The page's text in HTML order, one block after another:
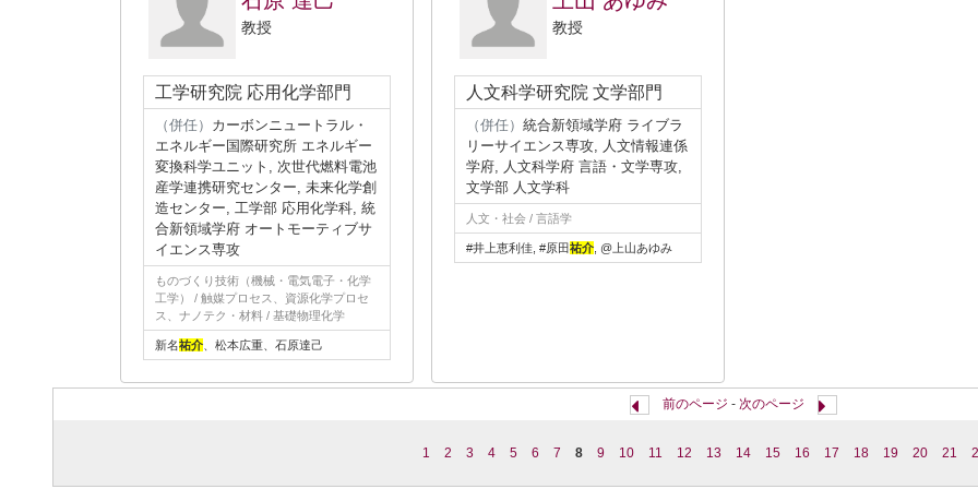
教授
工学研究院 応用化学部門
（併任） カーボンニュートラル・
エネルギー国際研究所 エネルギー
変換科学ユニット, 次世代燃料電池
産学連携研究センター, 未来化学創
造センター, 工学部 応用化学科, 統
合新領域学府 オートモーティブサ
イエンス専攻
ものづくり技術（機械・電気電子・化学
工学） / 触媒プロセス、資源化学プロセ
ス、ナノテク・材料 / 基礎物理化学
新名祐介 、松本広重、石原達己
教授
人文科学研究院 文学部門
（併任） 統合新領域学府 ライブラ
リーサイエンス専攻, 人文情報連係
学府, 人文科学府 言語・文学専攻,
文学部 人文学科
人文・社会 / 言語学
#井上恵利佳, #原田祐介 , @上山あゆみ
前のページ - 次のページ
1 2 3 4 5 6 7 8 9 10 11 12 13 14 15 16 17 18 19 20 21